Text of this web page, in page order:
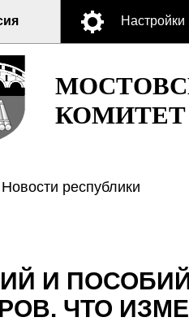
Настройки
КОМИТЕТ
Новости республики
И
ЧТО